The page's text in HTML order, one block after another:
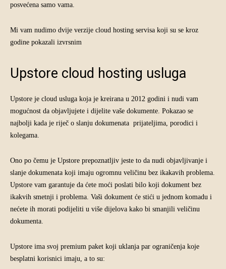
posvećena samo vama.
Mi vam nudimo dvije verzije cloud hosting servisa koji su se kroz
godine pokazali izvrsnim
Upstore cloud hosting usluga
Upstore je cloud usluga koja je kreirana u 2012 godini i nudi vam
mogućnost da objavljujete i dijelite vaše dokumente. Pokazao se
najbolji kada je riječ o slanju dokumenata prijateljima, porodici i
kolegama.
Ono po čemu je Upstore prepoznatljiv jeste to da nudi objavljivanje i
slanje dokumenata koji imaju ogromnu veličinu bez ikakavih problema.
Upstore vam garantuje da ćete moći poslati bilo koji dokument bez
ikakvih smetnji i problema. Vaši dokument će stići u jednom komadu i
nećete ih morati podijeliti u više dijelova kako bi smanjili veličinu
dokumenta.
Upstore ima svoj premium paket koji uklanja par ograničenja koje
besplatni korisnici imaju, a to su: